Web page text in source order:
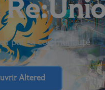
par sa communauté
Altered